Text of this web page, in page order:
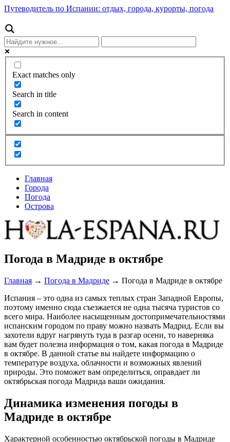
Путеводитель по Испании: отдых, города, курорты, погода
Exact matches only
Search in title
Search in content
Главная
Города
Погода
Острова
Погода в Мадриде в октябре
Главная → Погода в Мадриде → Погода в Мадриде в октябре
Испания – это одна из самых теплых стран Западной Европы,
поэтому именно сюда съезжается не одна тысяча туристов со
всего мира. Наиболее насыщенным достопримечательностями
испанским городом по праву можно назвать Мадрид. Если вы
захотели вдруг нагрянуть туда в разгар осени, то наверняка
вам будет полезна информация о том, какая погода в Мадриде
в октябре. В данной статье вы найдете информацию о
температуре воздуха, облачности и возможных явлений
природы. Это поможет вам определиться, оправдает ли
октябрьская погода Мадрида ваши ожидания.
Динамика изменения погоды в
Мадриде в октябре
Характерной особенностью октябрьской погоды в Мадриде